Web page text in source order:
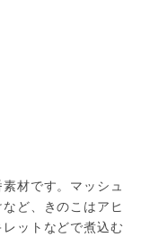
材です。マッシュ
ど、きのこはアヒ
ットなどで煮込む